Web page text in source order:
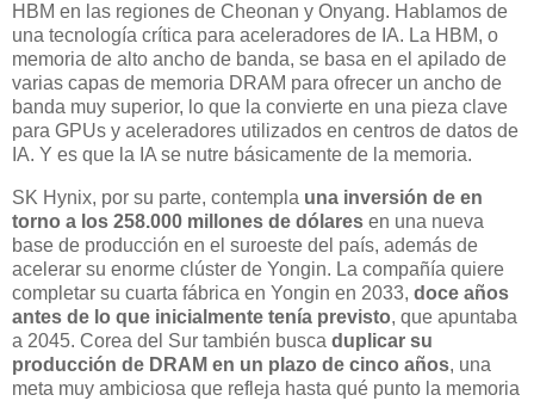
HBM en las regiones de Cheonan y Onyang. Hablamos de
una tecnología crítica para aceleradores de IA. La HBM, o
memoria de alto ancho de banda, se basa en el apilado de
varias capas de memoria DRAM para ofrecer un ancho de
banda muy superior, lo que la convierte en una pieza clave
para GPUs y aceleradores utilizados en centros de datos de
IA. Y es que la IA se nutre básicamente de la memoria.
SK Hynix, por su parte, contempla una inversión de en
torno a los 258.000 millones de dólares en una nueva
base de producción en el suroeste del país, además de
acelerar su enorme clúster de Yongin. La compañía quiere
completar su cuarta fábrica en Yongin en 2033, doce años
antes de lo que inicialmente tenía previsto, que apuntaba
a 2045. Corea del Sur también busca duplicar su
producción de DRAM en un plazo de cinco años, una
meta muy ambiciosa que refleja hasta qué punto la memoria